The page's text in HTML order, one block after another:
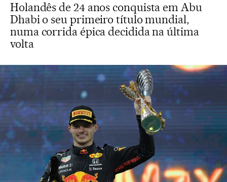
Holandês de 24 anos conquista em Abu
Dhabi o seu primeiro título mundial,
numa corrida épica decidida na última
volta